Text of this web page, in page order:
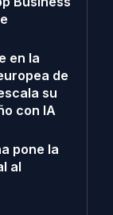
en la
de
su
con IA
pone la
al